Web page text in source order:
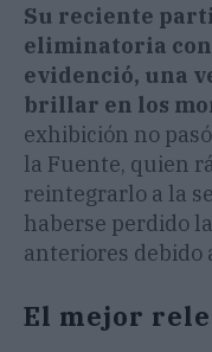
Su reciente
eliminatoria
evidenció, una
brillar en los
exhibición no
la Fuente, quien
reintegrarlo a la
haberse perdido
anteriores debido
El mejor